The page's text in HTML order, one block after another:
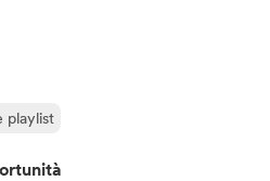
playlist